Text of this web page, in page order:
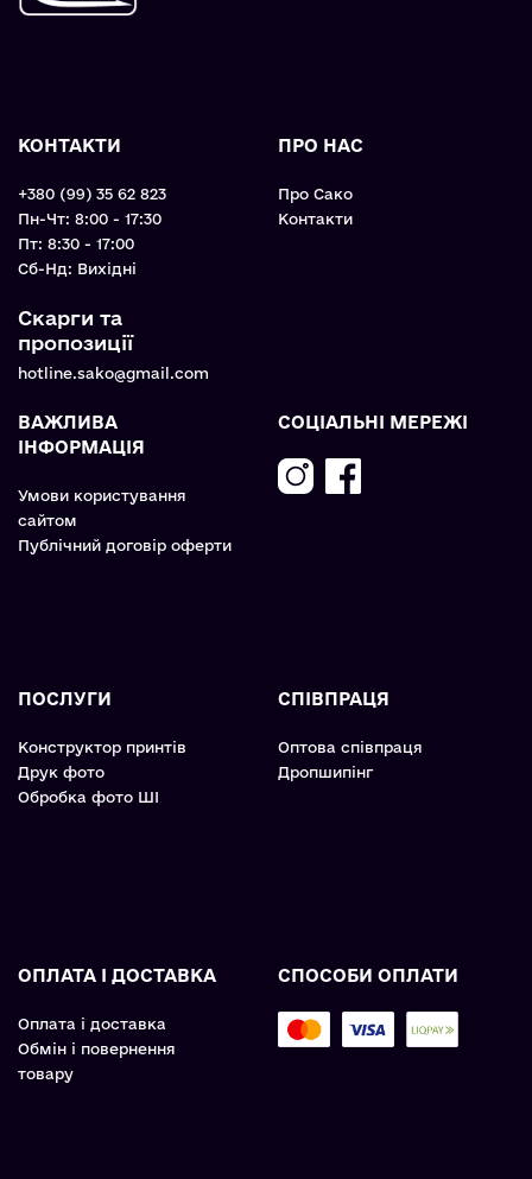
КОНТАКТИ
+380 (99) 35 62 823
Пн-Чт: 8:00 - 17:30
Пт: 8:30 - 17:00
Cб-Нд: Вихідні
Скарги та
пропозиції
hotline.sako@gmail.com
ПРО НАС
Про Сако
Контакти
ВАЖЛИВА
ІНФОРМАЦІЯ
Умови користування
сайтом
Публічний договір оферти
СОЦІАЛЬНІ МЕРЕЖІ
ПОСЛУГИ
Конструктор принтів
Друк фото
Обробка фото ШІ
СПІВПРАЦЯ
Оптова співпраця
Дропшипінг
ОПЛАТА І ДОСТАВКА
Оплата і доставка
Обмін і повернення
товару
СПОСОБИ ОПЛАТИ